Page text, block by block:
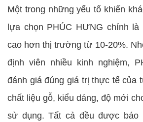
Một trong những yếu tố khiến
lựa chọn PHÚC HƯNG chính
cao hơn thị trường từ 10-20%.
định viên nhiều kinh nghiệm,
đánh giá đúng giá trị thực tế của
chất liệu gỗ, kiểu dáng, độ mới
sử dụng. Tất cả đều được báo